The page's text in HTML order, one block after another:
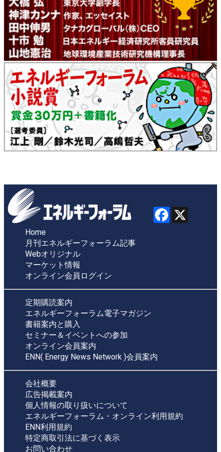
Home
月刊エネルギーフォーラム記事
Webオリジナル
マーケット情報
オンライン会員ログイン
定期購読案内
エネルギーフォーラム電子マガジン
書籍案内と購入
セミナー＆イベントへの参加
オンライン会員案内
ENN( Energy News Network )会員案内
会社概要
広告掲載案内
個人情報の取り扱いについて
エネルギーフォーラム・オンライン利用規約
ENN利用規約
特定商取引法に基づく表示
お問い合わせ